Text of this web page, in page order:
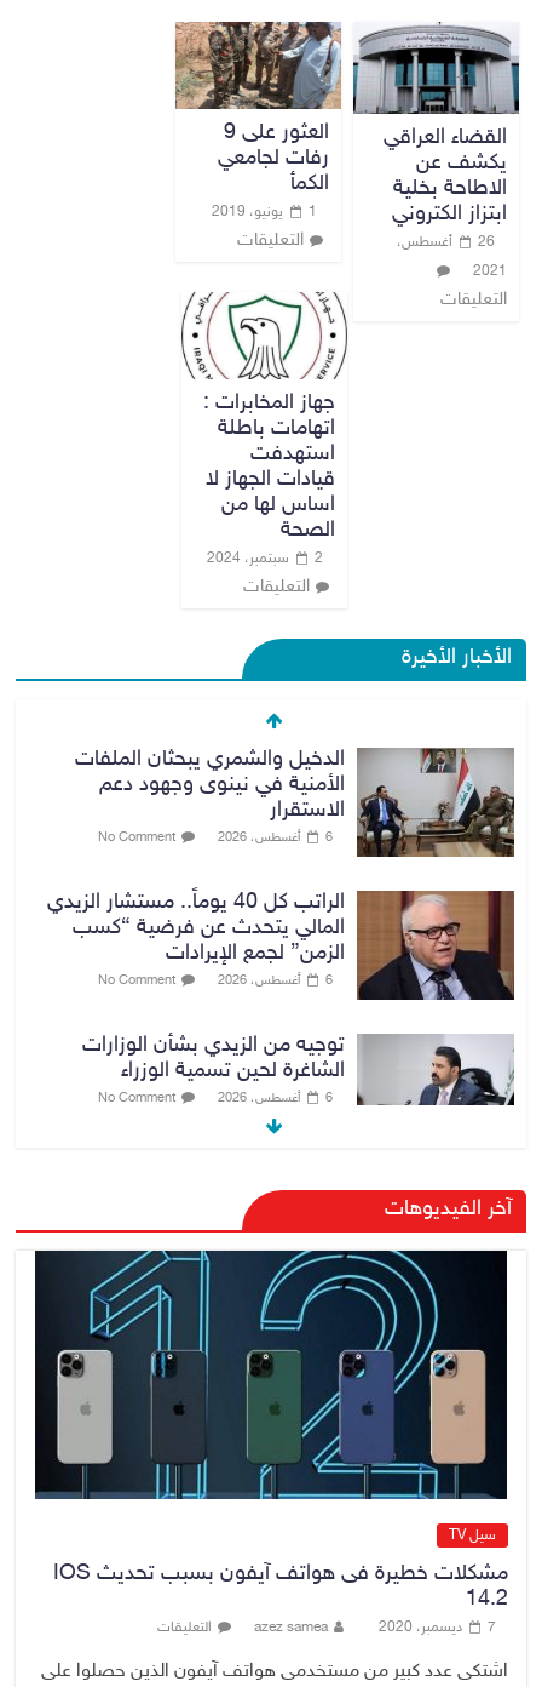
القضاء العراقي
يكشف عن
الاطاحة بخلية
ابتزاز الكتروني
26 أغسطس،
2021
التعليقات
العثور على 9
رفات لجامعي
الكمأ
1 يونيو، 2019
التعليقات
جهاز المخابرات :
اتهامات باطلة
استهدفت
قيادات الجهاز لا
اساس لها من
الصحة
2 سبتمبر، 2024
التعليقات
الأخبار الأخيرة
الدخيل والشمري يبحثان الملفات
الأمنية في نينوى وجهود دعم
الاستقرار
6 أغسطس، 2026 No Comment
الراتب كل 40 يوماً.. مستشار الزيدي
المالي يتحدث عن فرضية “كسب
الزمن” لجمع الإيرادات
6 أغسطس، 2026 No Comment
توجيه من الزيدي بشأن الوزارات
الشاغرة لحين تسمية الوزراء
6 أغسطس، 2026 No Comment
هيئة الإعلام والاتصالات تعتمد شركة
Apple منصة رقمية موثوقة لدعم
الاقتصاد الرقمي
6 أغسطس، 2026 No Comment
رئيس هيئة النزاهة: لا مظلة تحمي
الفاسدين والمال العام أمانة
No Comment
آخر الفيديوهات
سيل TV
مشكلات خطيرة فى هواتف آيفون بسبب تحديث IOS
14.2
7 ديسمبر، 2020 azez samea التعليقات
اشتكى عدد كبير من مستخدمى هواتف آيفون الذين حصلوا على